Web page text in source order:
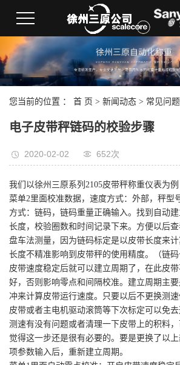
您当前的位置 ： 首 页 > 新闻动态 > 常见问题
电子皮带秤链码的校验步骤
2020-02-02 652次
我们以徐州三原系列2105皮带秤称重仪表为例
菜单2里面校准数据，速度方式：外部，秤型
方式：链码，链码重量正确输入。找到自动
长度，校验圈数和时间记录下来。方便以后
盘车法测量，因为链码标定是以皮带长度来
长度不精准影响到皮带秤的使用精度。（链
皮带速度稳定后就可以建立周期了，在此皮
好，否则影响零点和间隔校准。建立周期主
冲来计算皮带运行速度。只要以后不更换测速
皮带或者主电机驱动滚筒等下次标定可以免
测速有没有问题或者清理一下皮带上的积料
觉得这一步还是很有必要的。要是更换了以
项参数输入后，重新建立周期。